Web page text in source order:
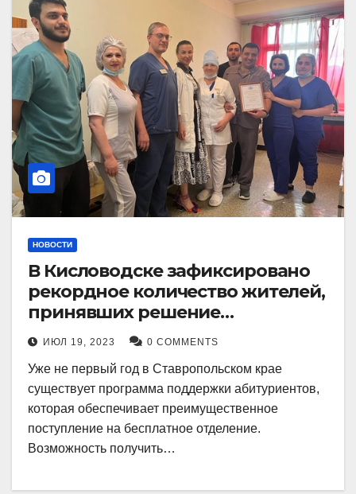
НОВОСТИ
В Кисловодске зафиксировано
рекордное количество жителей,
принявших решение
воспользоваться
установленными мерами, с
целью поступления в
медицинский вуз в районе.
ИЮЛ 19, 2023 0 COMMENTS
Уже не первый год в Ставропольском крае
существует программа поддержки абитуриентов,
которая обеспечивает преимущественное
поступление на бесплатное отделение.
Возможность получить…